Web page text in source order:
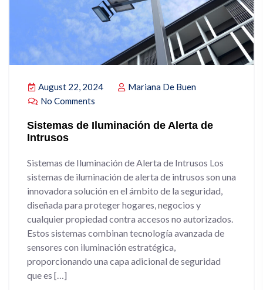
August 22, 2024
Mariana De Buen
No Comments
Sistemas de Iluminación de Alerta de
Intrusos
Sistemas de Iluminación de Alerta de Intrusos Los
sistemas de iluminación de alerta de intrusos son una
innovadora solución en el ámbito de la seguridad,
diseñada para proteger hogares, negocios y
cualquier propiedad contra accesos no autorizados.
Estos sistemas combinan tecnología avanzada de
sensores con iluminación estratégica,
proporcionando una capa adicional de seguridad
que es […]